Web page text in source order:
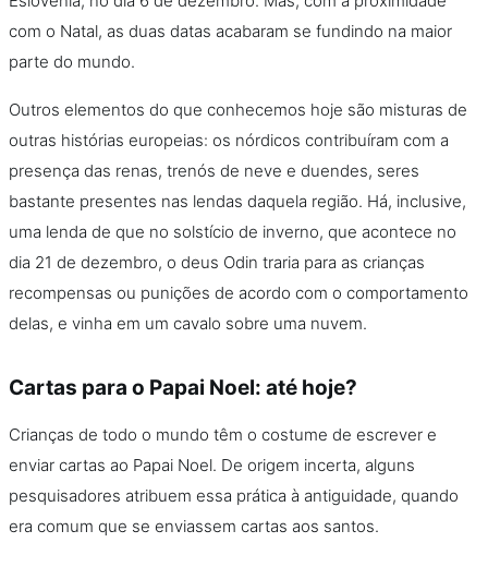
com o Natal, as duas datas acabaram se fundindo na maior
parte do mundo.
Outros elementos do que conhecemos hoje são misturas de
outras histórias europeias: os nórdicos contribuíram com a
presença das renas, trenós de neve e duendes, seres
bastante presentes nas lendas daquela região. Há, inclusive,
uma lenda de que no solstício de inverno, que acontece no
dia 21 de dezembro, o deus Odin traria para as crianças
recompensas ou punições de acordo com o comportamento
delas, e vinha em um cavalo sobre uma nuvem.
Cartas para o Papai Noel: até hoje?
Crianças de todo o mundo têm o costume de escrever e
enviar cartas ao Papai Noel. De origem incerta, alguns
pesquisadores atribuem essa prática à antiguidade, quando
era comum que se enviassem cartas aos santos.